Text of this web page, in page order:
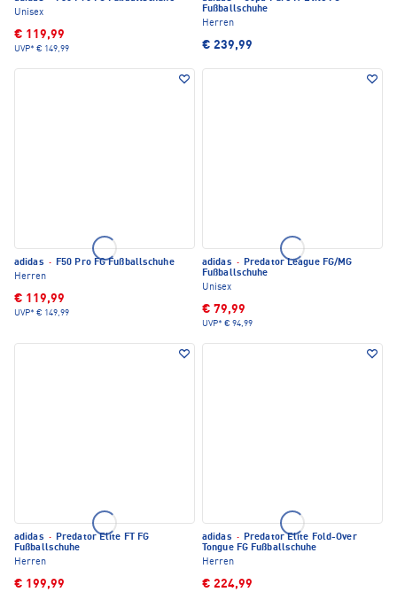
Unisex
€ 119,99
UVP* € 149,99
Fußballschuhe
Herren
€ 239,99
adidas · F50 Pro FG Fußballschuhe
Herren
€ 119,99
UVP* € 149,99
adidas · Predator League FG/MG
Fußballschuhe
Unisex
€ 79,99
UVP* € 94,99
adidas · Predator Elite FT FG
Fußballschuhe
Herren
€ 199,99
adidas · Predator Elite Fold-Over
Tongue FG Fußballschuhe
Herren
€ 224,99